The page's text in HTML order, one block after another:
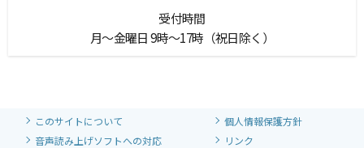
受付時間
月～金曜日 9時～17時（祝日除く）
このサイトについて
個人情報保護方針
音声読み上げソフトへの対応
リンク